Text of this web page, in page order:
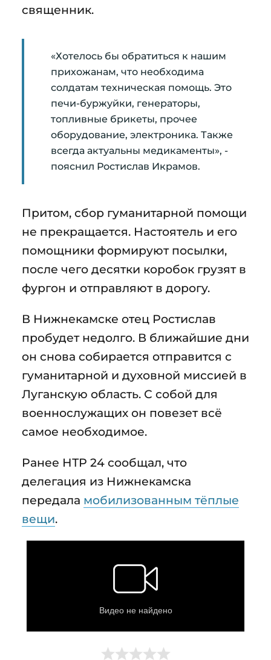
священник.
«Хотелось бы обратиться к нашим
прихожанам, что необходима
солдатам техническая помощь. Это
печи-буржуйки, генераторы,
топливные брикеты, прочее
оборудование, электроника. Также
всегда актуальны медикаменты», -
пояснил Ростислав Икрамов.
Притом, сбор гуманитарной помощи
не прекращается. Настоятель и его
помощники формируют посылки,
после чего десятки коробок грузят в
фургон и отправляют в дорогу.
В Нижнекамске отец Ростислав
пробудет недолго. В ближайшие дни
он снова собирается отправится с
гуманитарной и духовной миссией в
Луганскую область. С собой для
военнослужащих он повезет всё
самое необходимое.
Ранее НТР 24 сообщал, что
делегация из Нижнекамска
передала мобилизованным тёплые
вещи.